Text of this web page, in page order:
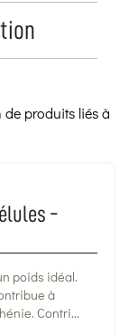
de produits liés à
-
poids idéal.
à
Contri...